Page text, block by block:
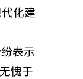
化建
表示
愧于